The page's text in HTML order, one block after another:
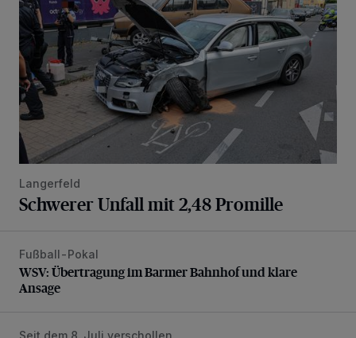
Langerfeld
Schwerer Unfall mit 2,48 Promille
WSV: Übertragung im Barmer Bahnhof und klare Ansage
Fußball-Pokal
WSV: Übertragung im Barmer Bahnhof und klare
Ansage
Seit dem 8. Juli verschollen